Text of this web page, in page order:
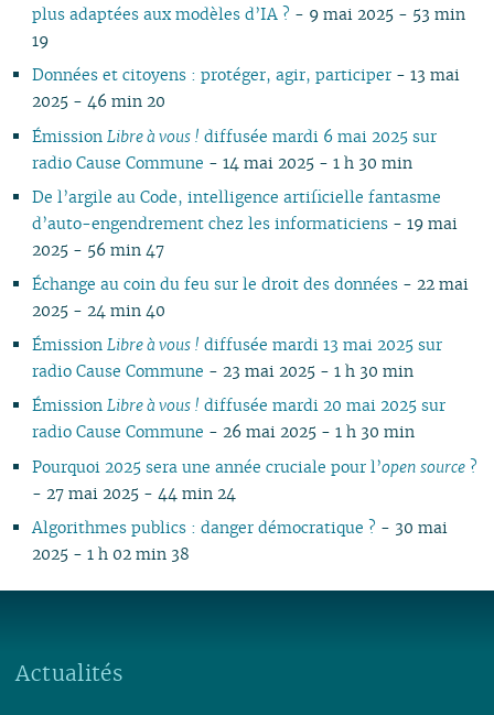
01
01
01
01
01
01
01
01
02
02
plus adaptées aux modèles d’IA ? - 9 mai 2025 - 53 min
19
Données et citoyens : protéger, agir, participer- 13 mai
2025 - 46 min 20
Émission Libre à vous ! diffusée mardi 6 mai 2025 sur
radio Cause Commune - 14 mai 2025 - 1 h 30 min
De l’argile au Code, intelligence artificielle fantasme
d’auto-engendrement chez les informaticiens- 19 mai
2025 - 56 min 47
Échange au coin du feu sur le droit des données- 22 mai
2025 - 24 min 40
Émission Libre à vous ! diffusée mardi 13 mai 2025 sur
radio Cause Commune - 23 mai 2025 - 1 h 30 min
Émission Libre à vous ! diffusée mardi 20 mai 2025 sur
radio Cause Commune - 26 mai 2025 - 1 h 30 min
Pourquoi 2025 sera une année cruciale pour l’open source?
- 27 mai 2025 - 44 min 24
Algorithmes publics : danger démocratique ? - 30 mai
2025 - 1 h 02 min 38
Actualités